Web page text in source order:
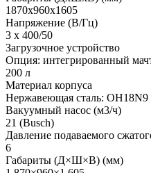
1870х960х1605
Напряжение (В/Гц)
3 x 400/50
Загрузочное устройство
Опция: интегрированный
200 л
Материал корпуса
Нержавеющая сталь: OH18N9
Вакуумный насос (м3/ч)
21 (Busch)
Давление подаваемого
6
Габариты (Д×Ш×В) (мм)